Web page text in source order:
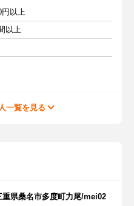
円以上
以上
一覧を見る
県桑名市多度町力尾/mei02